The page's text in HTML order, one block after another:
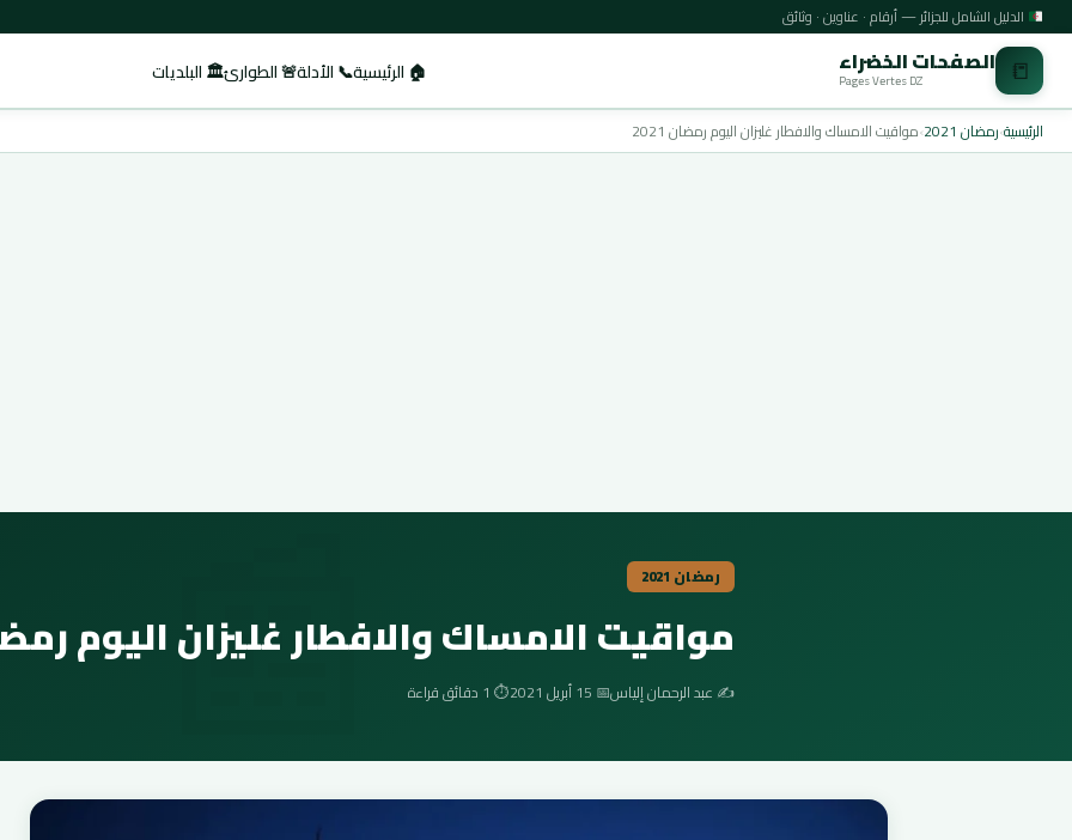
الدليل الشامل للجزائر — أرقام · عناوين · وثائق
📒 الصفحات الخضراء
Pages Vertes DZ 🏠 الرئيسية📞 الأدلة🚨 الطوارئ🏛️ البلديات
الرئيسية›رمضان 2021 ›مواقيت الامساك والافطار غليزان اليوم رمضان 2021
📰 رمضان 2021
مواقيت الامساك والافطار غليزان اليوم رمضان
✍️ عبد الرحمان إلياس📅 15 أبريل 2021 ⏱️ 1 دقائق قراءة